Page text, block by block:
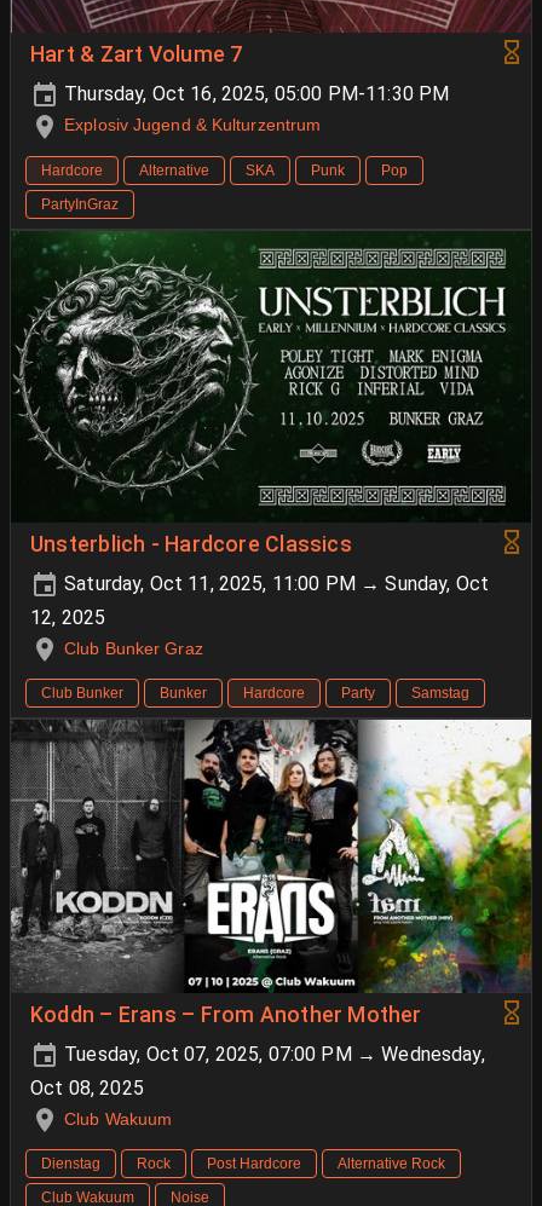
Hart & Zart Volume 7
Thursday, Oct 16, 2025, 05:00 PM-11:30 PM
Explosiv Jugend & Kulturzentrum
Hardcore Alternative SKA Punk
Pop
PartyInGraz
Unsterblich - Hardcore Classics
Saturday, Oct 11, 2025, 11:00 PM → Sunday, Oct
12, 2025
Club Bunker Graz
Club Bunker Bunker Hardcore Party Samstag
Koddn – Erans – From Another Mother
Tuesday, Oct 07, 2025, 07:00 PM → Wednesday,
Oct 08, 2025
Club Wakuum
Dienstag Rock Post Hardcore
Alternative Rock
Club Wakuum
Noise